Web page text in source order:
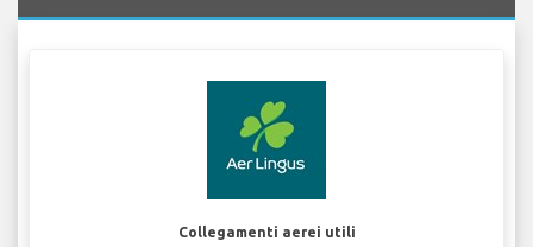
Collegamenti aerei utili